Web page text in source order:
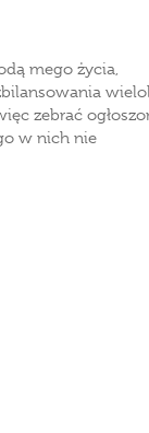
mego życia,
zebrać
w nich nie